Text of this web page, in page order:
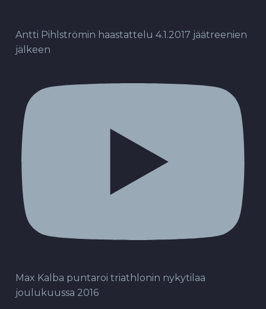
Antti Pihlströmin haastattelu 4.1.2017 jäätreenien
jälkeen
Max Kalba puntaroi triathlonin nykytilaa
joulukuussa 2016